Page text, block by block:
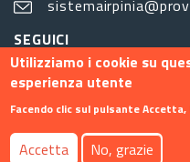
SEGUICI
Footer menu
Contatti Info
Utilizziamo i cookie su
esperienza utente
Facendo clic sul pulsante
Accetta No, grazie